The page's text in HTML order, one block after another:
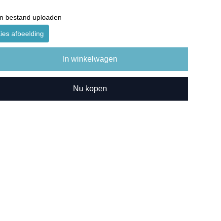
bestand uploaden
afbeelding
In winkelwagen
Nu kopen